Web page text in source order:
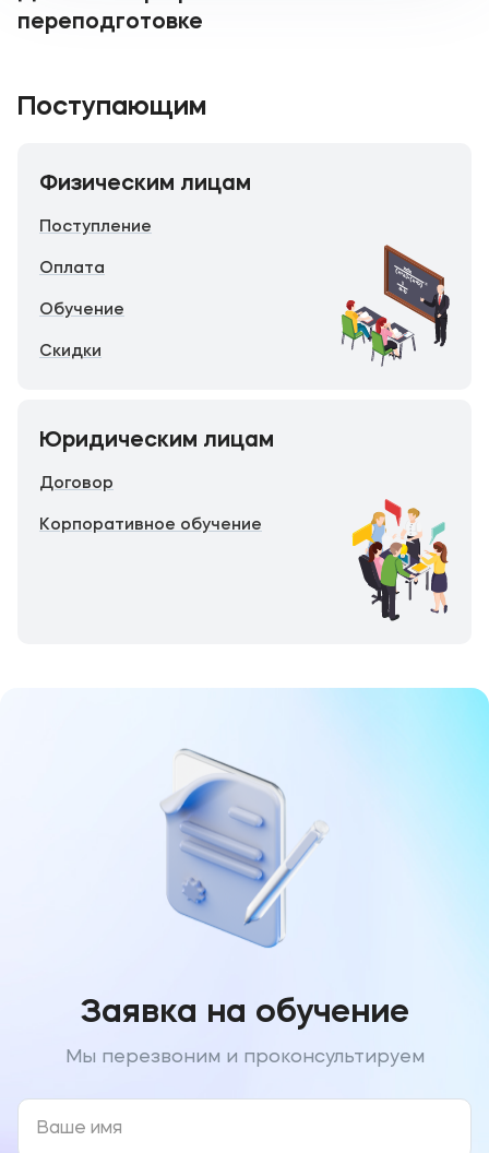
переподготовке
Поступающим
Физическим лицам
Поступление
Оплата
Обучение
Скидки
Юридическим лицам
Договор
Корпоративное обучение
Заявка на обучение
Мы перезвоним и проконсультируем